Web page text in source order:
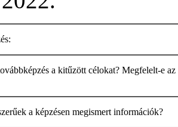
a kitűzött célokat? Megfelelt-e az
a képzésen megismert információk?